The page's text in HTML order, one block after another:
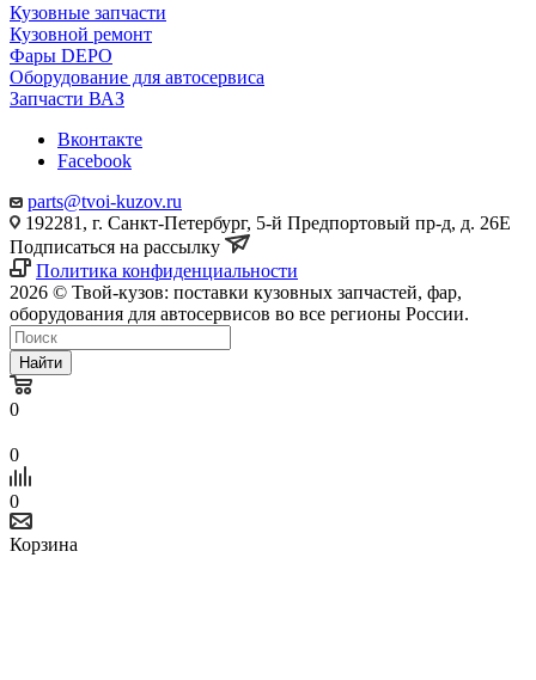
Кузовные запчасти
Кузовной ремонт
Фары DEPO
Оборудование для автосервиса
Запчасти ВАЗ
Вконтакте
Facebook
parts@tvoi-kuzov.ru
192281, г. Санкт-Петербург, 5-й Предпортовый пр-д, д. 26Е
Подписаться на рассылку
Политика конфиденциальности
2026 © Твой-кузов: поставки кузовных запчастей, фар,
оборудования для автосервисов во все регионы России.
Найти
0
0
0
Корзина